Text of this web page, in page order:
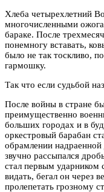
Хлеба четырехлетний
многочисленными
бараке. После
понемногу вставать,
было не так тоскливо,
гармошку.
Так что если судьбой
После войны в стране
преимущественно
больших городах и в
оркестровый барабан
обрамлении
звучно рассыпался
стал первым ударником
видать, бегал он через
пролепетать грозному